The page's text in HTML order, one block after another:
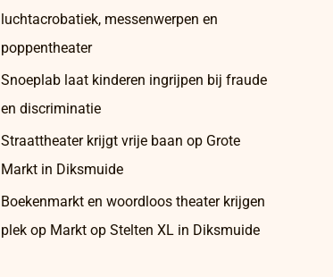
luchtacrobatiek, messenwerpen en
poppentheater
Snoeplab laat kinderen ingrijpen bij fraude
en discriminatie
Straattheater krijgt vrije baan op Grote
Markt in Diksmuide
Boekenmarkt en woordloos theater krijgen
plek op Markt op Stelten XL in Diksmuide